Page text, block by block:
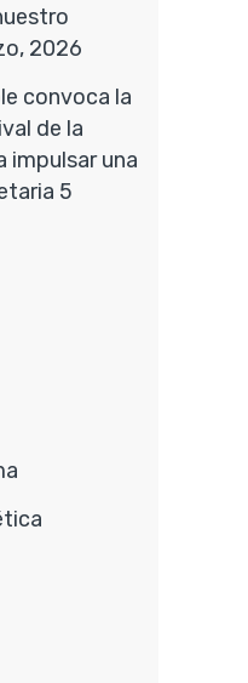
2026
convoca la
de la
impulsar una
5